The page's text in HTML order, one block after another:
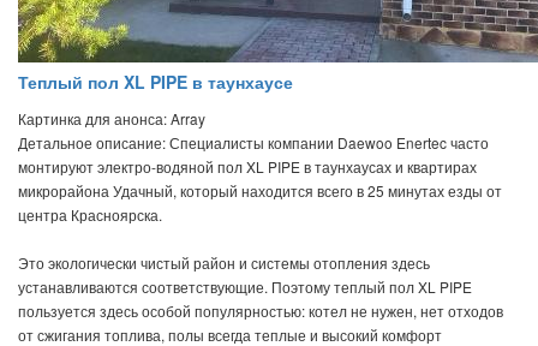
Теплый пол XL PIPE в таунхаусе
Картинка для анонса: Array
Детальное описание: Специалисты компании Daewoo Enertec часто
монтируют электро-водяной пол XL PIPE в таунхаусах и квартирах
микрорайона Удачный, который находится всего в 25 минутах езды от
центра Красноярска.
Это экологически чистый район и системы отопления здесь
устанавливаются соответствующие. Поэтому теплый пол XL PIPE
пользуется здесь особой популярностью: котел не нужен, нет отходов
от сжигания топлива, полы всегда теплые и высокий комфорт